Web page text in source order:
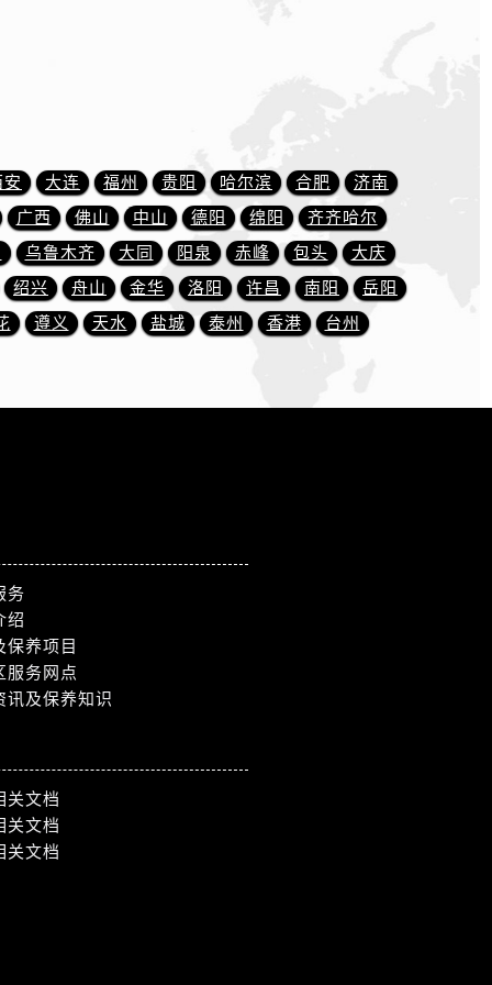
安 大连 福州 贵阳 哈尔滨 合肥
济南
广西
佛山 中山 德阳 绵阳
齐齐哈尔
乌鲁木齐 大同 阳泉 赤峰 包头
大庆
绍兴
舟山 金华 洛阳 许昌 南阳
岳阳
遵义 天水 盐城 泰州 香港 台州
务
绍
保养项目
服务网点
讯及保养知识
关文档
关文档
关文档